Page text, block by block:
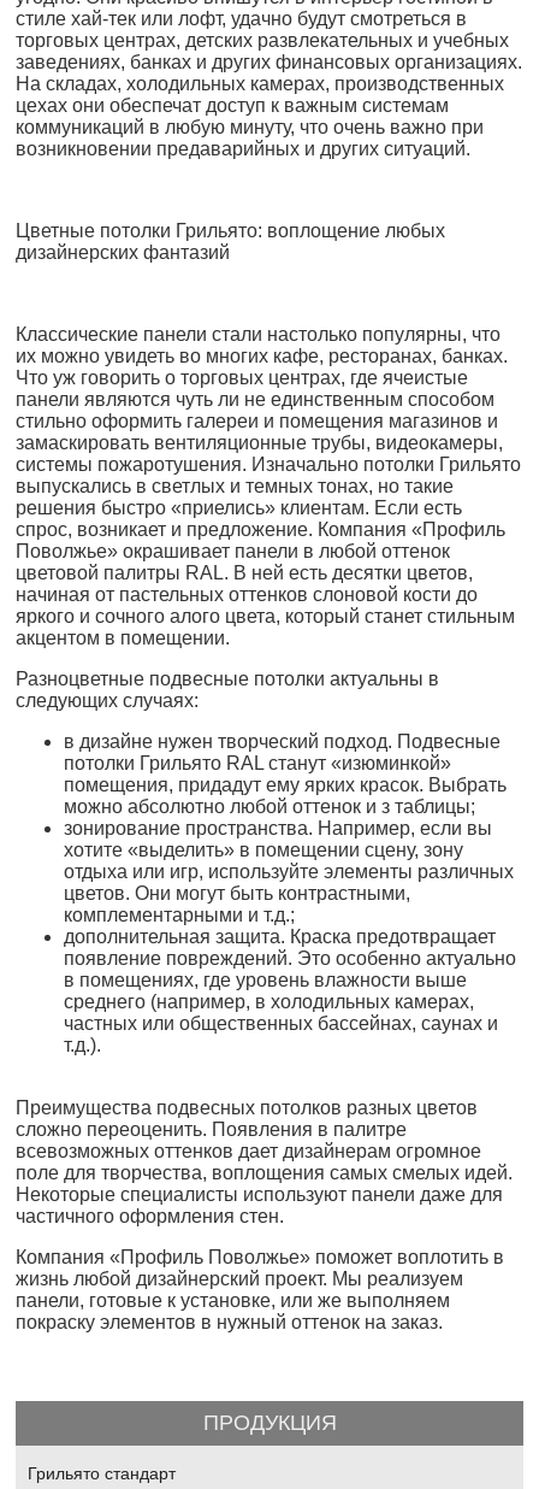
стиле хай-тек или лофт, удачно будут смотреться в
торговых центрах, детских развлекательных и учебных
заведениях, банках и других финансовых организациях.
На складах, холодильных камерах, производственных
цехах они обеспечат доступ к важным системам
коммуникаций в любую минуту, что очень важно при
возникновении предаварийных и других ситуаций.
Цветные потолки Грильято: воплощение любых
дизайнерских фантазий
Классические панели стали настолько популярны, что
их можно увидеть во многих кафе, ресторанах, банках.
Что уж говорить о торговых центрах, где ячеистые
панели являются чуть ли не единственным способом
стильно оформить галереи и помещения магазинов и
замаскировать вентиляционные трубы, видеокамеры,
системы пожаротушения. Изначально потолки Грильято
выпускались в светлых и темных тонах, но такие
решения быстро «приелись» клиентам. Если есть
спрос, возникает и предложение. Компания «Профиль
Поволжье» окрашивает панели в любой оттенок
цветовой палитры RAL. В ней есть десятки цветов,
начиная от пастельных оттенков слоновой кости до
яркого и сочного алого цвета, который станет стильным
акцентом в помещении.
Разноцветные подвесные потолки актуальны в
следующих случаях:
в дизайне нужен творческий подход. Подвесные
потолки Грильято RAL станут «изюминкой»
помещения, придадут ему ярких красок. Выбрать
можно абсолютно любой оттенок и з таблицы;
зонирование пространства. Например, если вы
хотите «выделить» в помещении сцену, зону
отдыха или игр, используйте элементы различных
цветов. Они могут быть контрастными,
комплементарными и т.д.;
дополнительная защита. Краска предотвращает
появление повреждений. Это особенно актуально
в помещениях, где уровень влажности выше
среднего (например, в холодильных камерах,
частных или общественных бассейнах, саунах и
т.д.).
Преимущества подвесных потолков разных цветов
сложно переоценить. Появления в палитре
всевозможных оттенков дает дизайнерам огромное
поле для творчества, воплощения самых смелых идей.
Некоторые специалисты используют панели даже для
частичного оформления стен.
Компания «Профиль Поволжье» поможет воплотить в
жизнь любой дизайнерский проект. Мы реализуем
панели, готовые к установке, или же выполняем
покраску элементов в нужный оттенок на заказ.
ПРОДУКЦИЯ
Грильято стандарт